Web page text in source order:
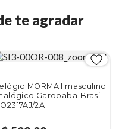
te agradar
MORMAII masculino
Garopaba-Brasil
2A